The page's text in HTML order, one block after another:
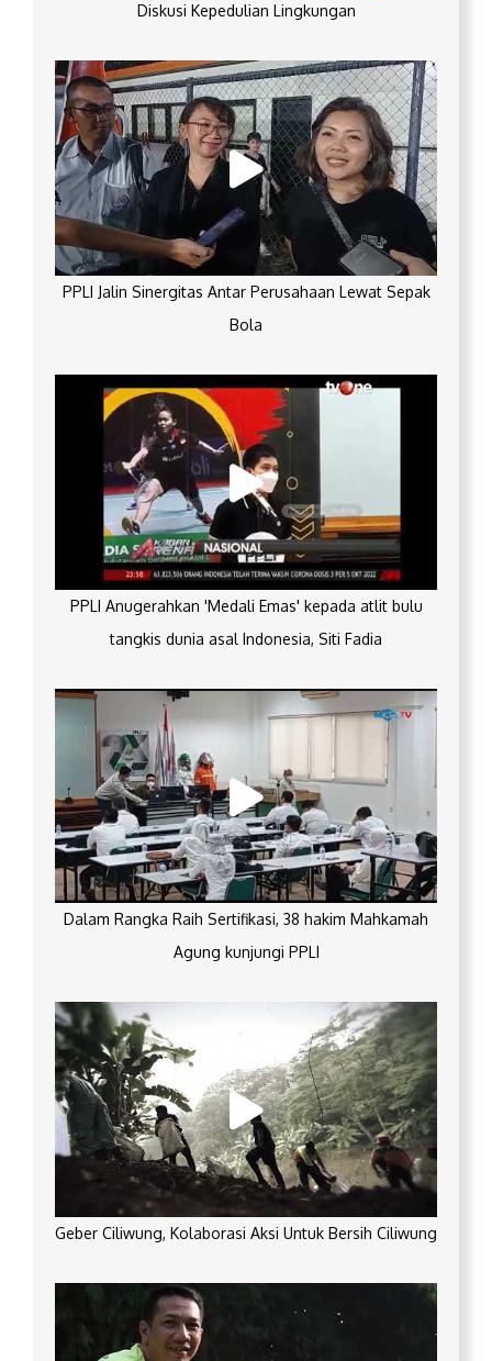
Diskusi Kepedulian Lingkungan
PPLI Jalin Sinergitas Antar Perusahaan Lewat Sepak
Bola
PPLI Anugerahkan 'Medali Emas' kepada atlit bulu
tangkis dunia asal Indonesia, Siti Fadia
Dalam Rangka Raih Sertifikasi, 38 hakim Mahkamah
Agung kunjungi PPLI
Geber Ciliwung, Kolaborasi Aksi Untuk Bersih Ciliwung